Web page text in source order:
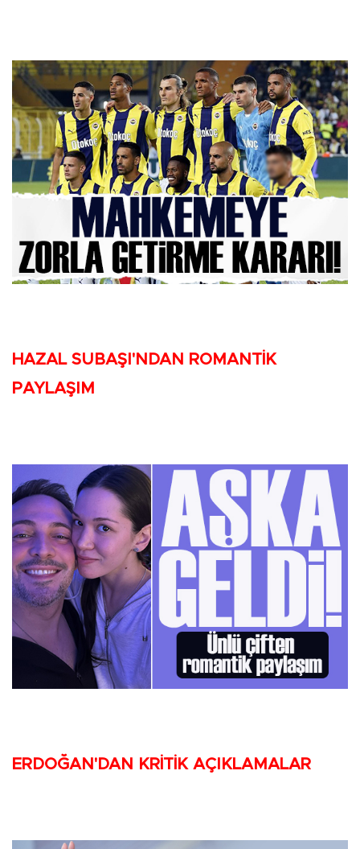
HAZAL SUBAŞI'NDAN ROMANTİK
PAYLAŞIM
ERDOĞAN'DAN KRİTİK AÇIKLAMALAR